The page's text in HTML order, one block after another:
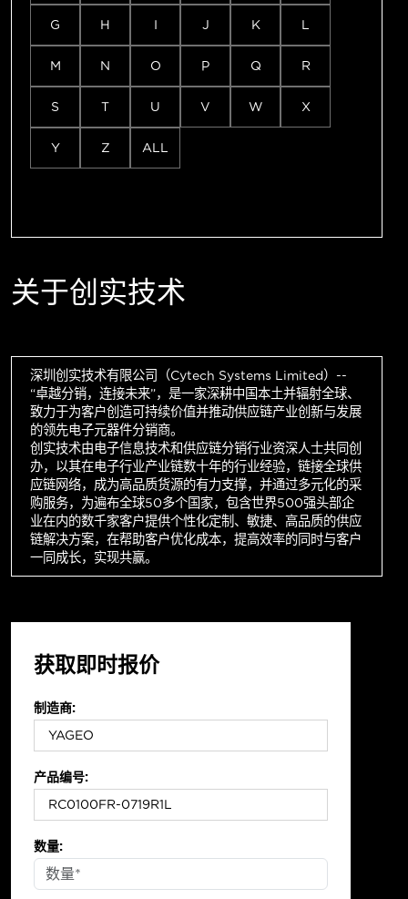
G H I J K L
M N O P Q R
S T U V W X
Y Z ALL
关于创实技术
深圳创实技术有限公司（Cytech Systems Limited）--
“卓越分销，连接未来”，是一家深耕中国本土并辐射全球、
致力于为客户创造可持续价值并推动供应链产业创新与发展
的领先电子元器件分销商。
创实技术由电子信息技术和供应链分销行业资深人士共同创
办，以其在电子行业产业链数十年的行业经验，链接全球供
应链网络，成为高品质货源的有力支撑，并通过多元化的采
购服务，为遍布全球50多个国家，包含世界500强头部企
业在内的数千家客户提供个性化定制、敏捷、高品质的供应
链解决方案，在帮助客户优化成本，提高效率的同时与客户
一同成长，实现共赢。
获取即时报价
制造商:
产品编号:
数量: